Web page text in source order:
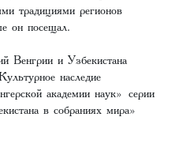
традициями регионов
он посещал.
Венгрии и Узбекистана
наследие
академии наук» серии
в собраниях мира»